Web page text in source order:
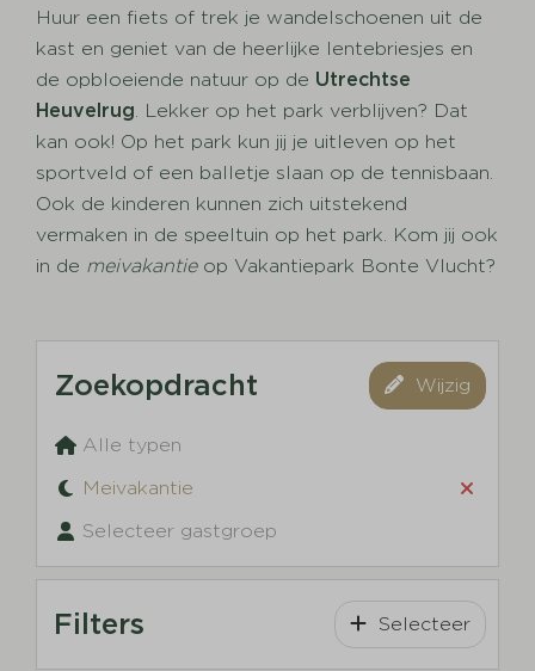
Huur een fiets of trek je wandelschoenen uit de
kast en geniet van de heerlijke lentebriesjes en
de opbloeiende natuur op de Utrechtse
Heuvelrug. Lekker op het park verblijven? Dat
kan ook! Op het park kun jij je uitleven op het
sportveld of een balletje slaan op de tennisbaan.
Ook de kinderen kunnen zich uitstekend
vermaken in de speeltuin op het park. Kom jij ook
in de meivakantieop Vakantiepark Bonte Vlucht?
Zoekopdracht Wijzig
Alle typen
Meivakantie
Selecteer gastgroep
Filters Selecteer